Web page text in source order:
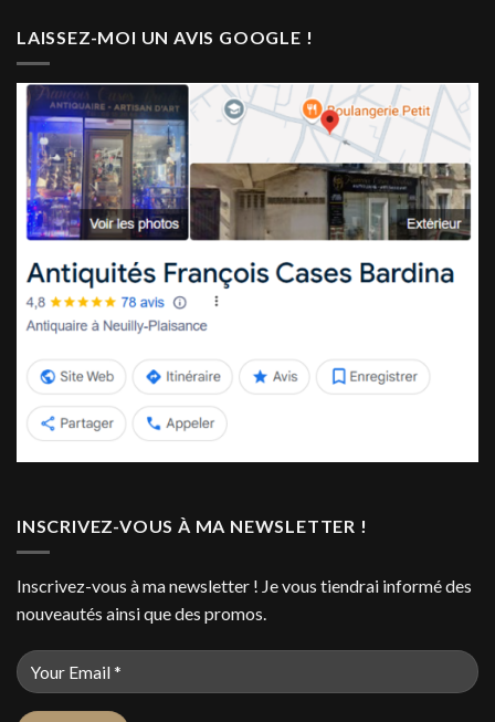
LAISSEZ-MOI UN AVIS GOOGLE !
INSCRIVEZ-VOUS À MA NEWSLETTER !
Inscrivez-vous à ma newsletter ! Je vous tiendrai informé des
nouveautés ainsi que des promos.